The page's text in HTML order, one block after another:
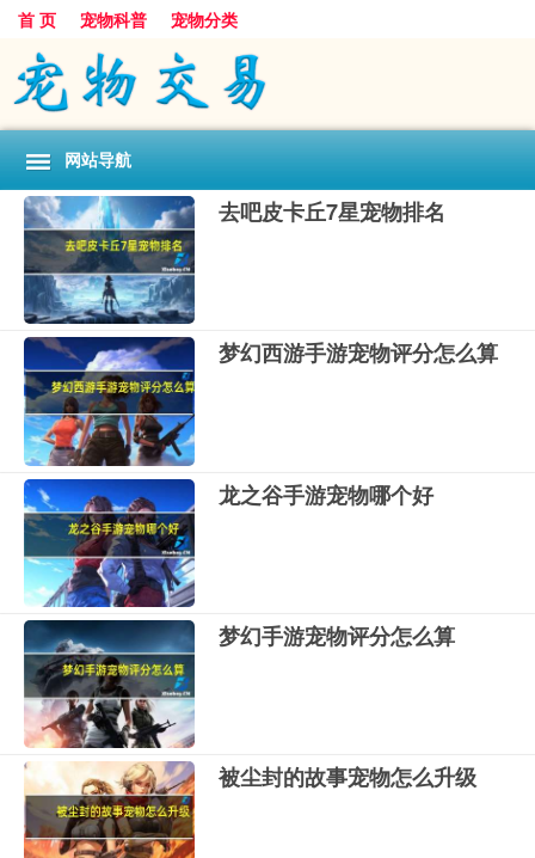
首 页 宠物科普 宠物分类
网站导航
去吧皮卡丘7星宠物排名
梦幻西游手游宠物评分怎么算
龙之谷手游宠物哪个好
梦幻手游宠物评分怎么算
被尘封的故事宠物怎么升级